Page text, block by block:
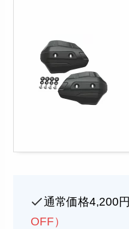
通常価格4,200円
OFF）